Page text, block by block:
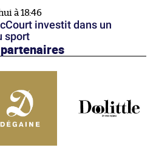
à 18:46
investit dans un
sport